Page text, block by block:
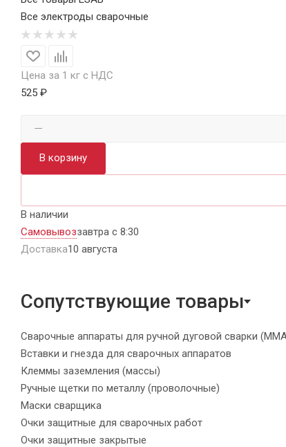
Все электроды сварочные
Цена за 1 кг с НДС
525 ₽
В корзину
В наличии
Самовывоззавтра с 8:30
Доставка10 августа
Сопутствующие товары
Сварочные аппараты для ручной дуговой сварки
Вставки и гнезда для сварочных аппаратов
Клеммы заземления (массы)
Ручные щетки по металлу (проволочные)
Маски сварщика
Очки защитные для сварочных работ
Очки защитные закрытые